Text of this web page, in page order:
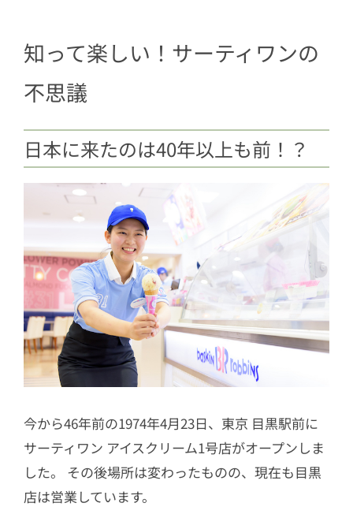
知って楽しい！サーティワンの
不思議
日本に来たのは40年以上も前！？
今から46年前の1974年4月23日、東京 目黒駅前に
サーティワン アイスクリーム1号店がオープンしま
した。 その後場所は変わったものの、現在も目黒
店は営業しています。